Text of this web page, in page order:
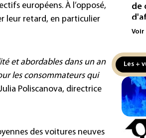
européens. À l’opposé,
leur retard, en particulier
et abordables dans un an
les consommateurs qui
Poliscanova, directrice
des voitures neuves
de
La
Voir
Les +